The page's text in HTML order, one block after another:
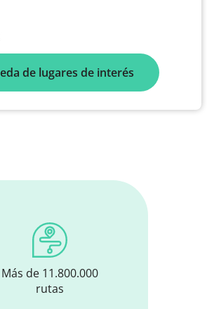
de lugares de interés
Más de 11.800.000
rutas